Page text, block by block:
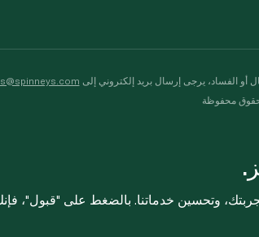
أو الفساد، يرجى إرسال بريد إلكتروني إلى
وتحسين خدماتنا. بالضغط على "قبول"،